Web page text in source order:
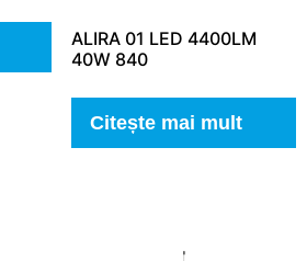
ALIRA 01 LED 4400LM
40W 840
Citește mai mult